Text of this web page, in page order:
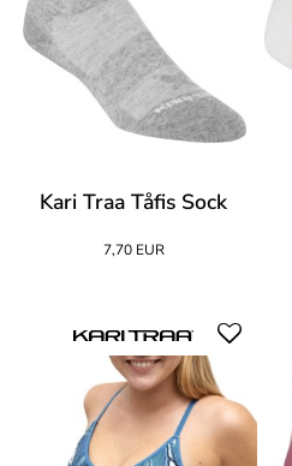
Kari Traa Tåfis Sock
7,70 EUR